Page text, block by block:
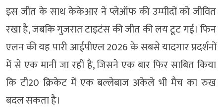
इस जीत के साथ केकेआर ने प्लेऑफ की उम्मीदों को जीवित
रखा है, जबकि गुजरात टाइटंस की जीत की लय टूट गई। फिन
एलन की यह पारी आईपीएल 2026 के सबसे यादगार प्रदर्शनों
में से एक मानी जा रही है, जिसने एक बार फिर साबित किया
कि टी20 क्रिकेट में एक बल्लेबाज अकेले भी मैच का रुख
बदल सकता है।